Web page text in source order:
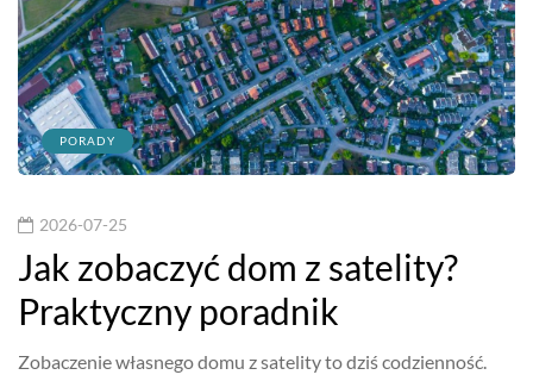
PORADY
2026-07-25
Jak zobaczyć dom z satelity?
Praktyczny poradnik
Zobaczenie własnego domu z satelity to dziś codzienność.